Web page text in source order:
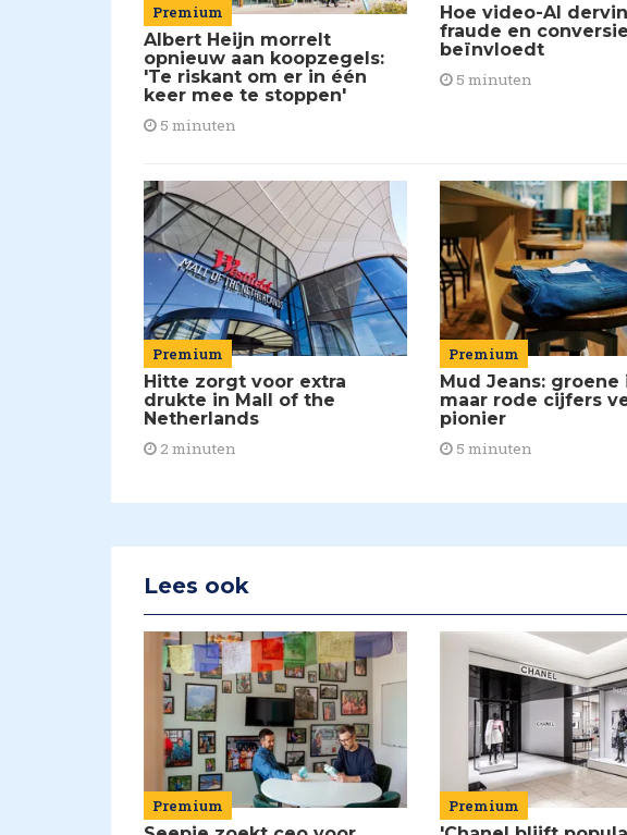
Premium
Albert Heijn morrelt
opnieuw aan koopzegels:
'Te riskant om er in één
keer mee te stoppen'
5 minuten
Hoe video-AI
fraude en conversie
beïnvloedt
5 minuten
Premium
Hitte zorgt voor extra
drukte in Mall of the
Netherlands
2 minuten
Premium
Mud Jeans: groene
maar rode cijfers
pionier
5 minuten
Lees ook
Premium Premium